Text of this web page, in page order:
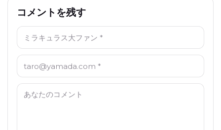
コメントを残す
名前: *
Email: *
コメント: *